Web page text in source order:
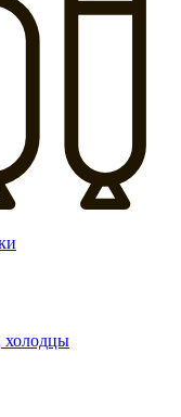
холодцы